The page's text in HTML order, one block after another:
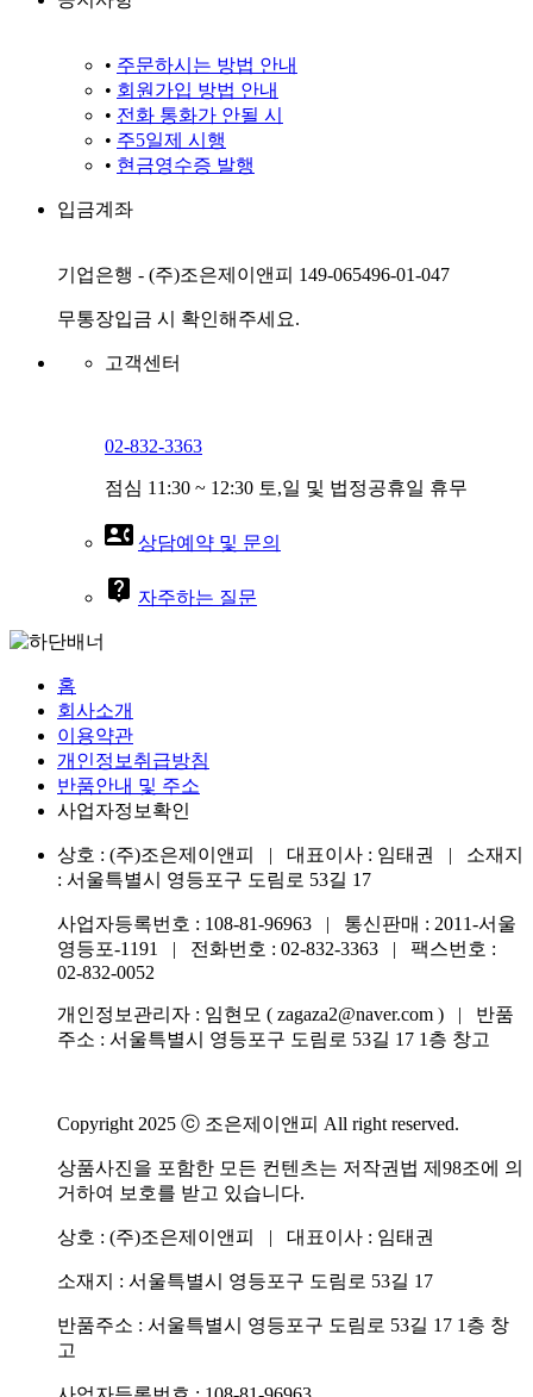
• 주문하시는 방법 안내
• 회원가입 방법 안내
• 전화 통화가 안될 시
• 주5일제 시행
• 현금영수증 발행
입금계좌
기업은행 - (주)조은제이앤피 149-065496-01-047
무통장입금 시 확인해주세요.
고객센터
02-832-3363
점심 11:30 ~ 12:30 토,일 및 법정공휴일 휴무
contact_phone 상담예약 및 문의
live_help 자주하는 질문
홈
회사소개
이용약관
개인정보취급방침
반품안내 및 주소
사업자정보확인
상호 : (주)조은제이앤피 | 대표이사 : 임태권 | 소재지
: 서울특별시 영등포구 도림로 53길 17
사업자등록번호 : 108-81-96963 | 통신판매 : 2011-서울
영등포-1191 | 전화번호 : 02-832-3363 | 팩스번호 :
02-832-0052
개인정보관리자 : 임현모 ( zagaza2@naver.com ) | 반품
주소 : 서울특별시 영등포구 도림로 53길 17 1층 창고
Copyright 2025 ⓒ 조은제이앤피 All right reserved.
상품사진을 포함한 모든 컨텐츠는 저작권법 제98조에 의
거하여 보호를 받고 있습니다.
상호 : (주)조은제이앤피 | 대표이사 : 임태권
소재지 : 서울특별시 영등포구 도림로 53길 17
반품주소 : 서울특별시 영등포구 도림로 53길 17 1층 창
고